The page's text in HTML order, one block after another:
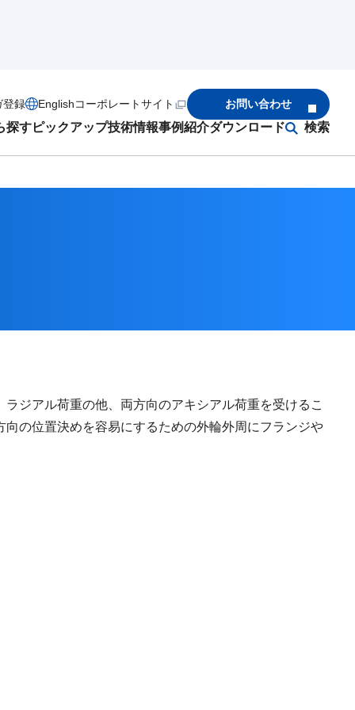
探すピックアップ技術情報事例紹介ダウンロード 検索
登録 Englishコーポレートサイト お問い合わせ
ジアル荷重の他、両方向のアキシアル荷重を受けるこ
の位置決めを容易にするための外輪外周にフランジや